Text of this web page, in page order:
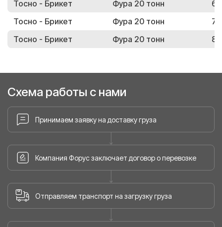
Тосно - Брикет
Фура 20 тонн
Тосно - Брикет
Фура 20 тонн
Тосно - Брикет
Фура 20 тонн
Схема работы с нами
Принимаем заявку на доставку груза
Компания Форус заключает договор о перевозке
Отправляем транспорт на загрузку груза